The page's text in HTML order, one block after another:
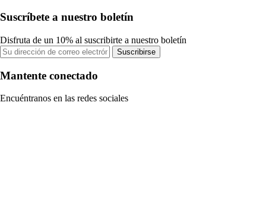
Suscríbete a nuestro boletín
Disfruta de un 10% al suscribirte a nuestro boletín
Suscribirse
Mantente conectado
Encuéntranos en las redes sociales